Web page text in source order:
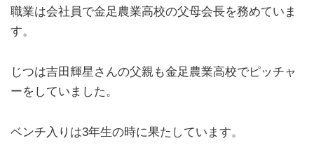
職業は会社員で金足農業高校の父母会長を務めていま
す。
じつは吉田輝星さんの父親も金足農業高校でピッチャ
ーをしていました。
ベンチ入りは3年生の時に果たしています。